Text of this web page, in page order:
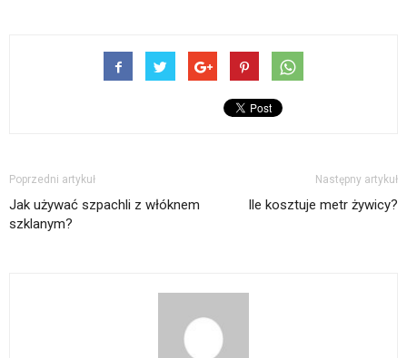
Poprzedni artykuł
Jak używać szpachli z włóknem
szklanym?
Następny artykuł
Ile kosztuje metr żywicy?